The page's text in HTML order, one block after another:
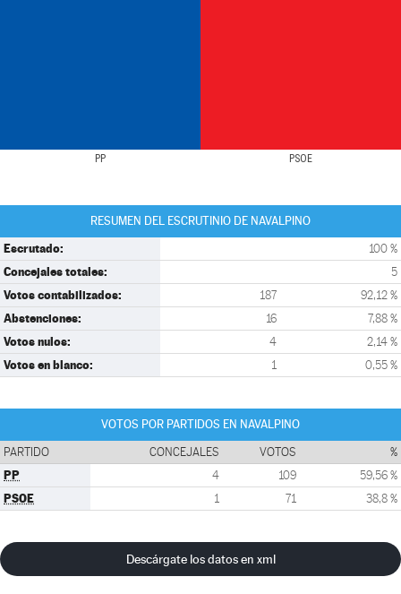
PP PSOE
RESUMEN DEL ESCRUTINIO DE NAVALPINO
Escrutado: 100 %
Concejales totales: 5
Votos contabilizados: 187 92,12 %
Abstenciones: 16 7,88 %
Votos nulos: 4 2,14 %
Votos en blanco: 1 0,55 %
VOTOS POR PARTIDOS EN NAVALPINO
PARTIDO CONCEJALES VOTOS %
PP 4 109 59,56 %
PSOE 1 71 38,8 %
Descárgate los datos en xml